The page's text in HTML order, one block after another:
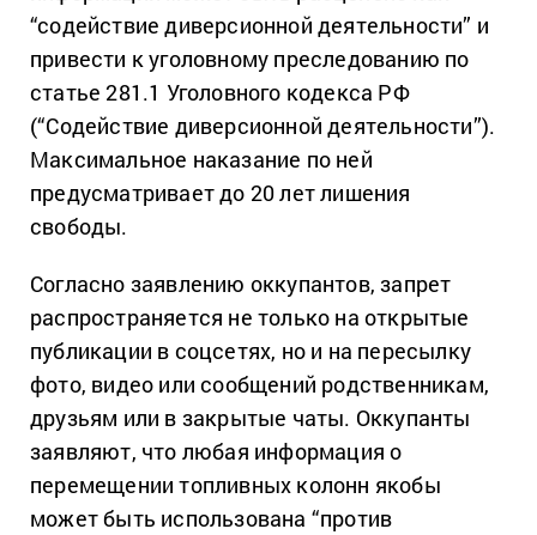
“содействие диверсионной деятельности” и
привести к уголовному преследованию по
статье 281.1 Уголовного кодекса РФ
(“Содействие диверсионной деятельности”).
Максимальное наказание по ней
предусматривает до 20 лет лишения
свободы.
Согласно заявлению оккупантов, запрет
распространяется не только на открытые
публикации в соцсетях, но и на пересылку
фото, видео или сообщений родственникам,
друзьям или в закрытые чаты. Оккупанты
заявляют, что любая информация о
перемещении топливных колонн якобы
может быть использована “против